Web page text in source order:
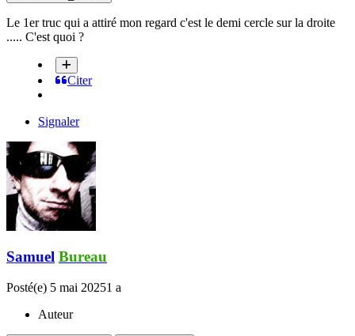
Le 1er truc qui a attiré mon regard c'est le demi cercle sur la droite
..... C'est quoi ?
Citer
Signaler
Samuel Bureau
Posté(e) 5 mai 20251 a
Auteur